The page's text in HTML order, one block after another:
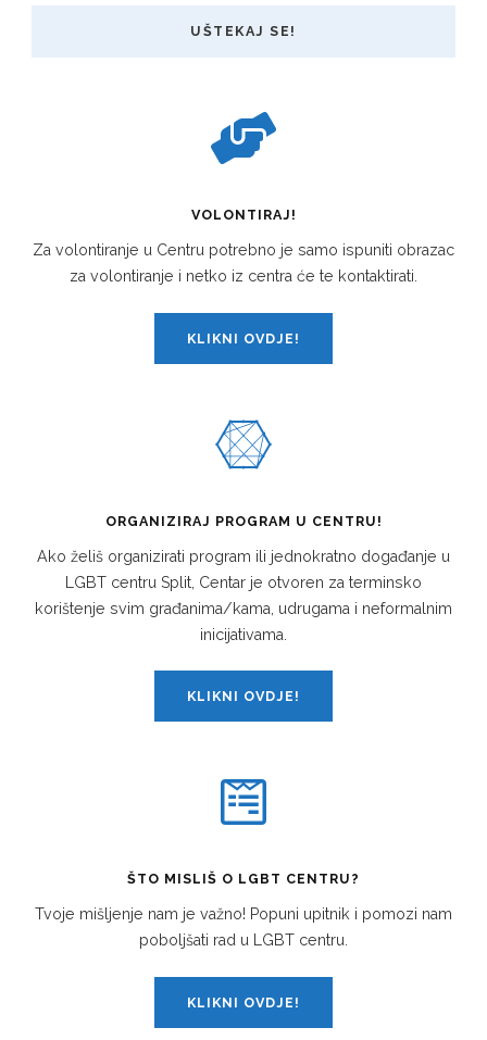
UŠTEKAJ SE!
VOLONTIRAJ!
Za volontiranje u Centru potrebno je samo ispuniti obrazac
za volontiranje i netko iz centra će te kontaktirati.
KLIKNI OVDJE!
ORGANIZIRAJ PROGRAM U CENTRU!
Ako želiš organizirati program ili jednokratno događanje u
LGBT centru Split, Centar je otvoren za terminsko
korištenje svim građanima/kama, udrugama i neformalnim
inicijativama.
KLIKNI OVDJE!
ŠTO MISLIŠ O LGBT CENTRU?
Tvoje mišljenje nam je važno! Popuni upitnik i pomozi nam
poboljšati rad u LGBT centru.
KLIKNI OVDJE!